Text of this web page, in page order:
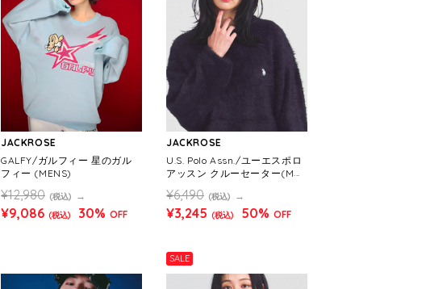
JACKROSE
GALFY/ガルフィー 星のガル
フィー (MENS)
¥12,980 (税込)
¥9,086 (税込) 30% OFF
JACKROSE
U.S. Polo Assn./ユーエスポロ
アッスン クルーセーター(ME
¥6,490 (税込)
¥3,245 (税込) 50% OFF
SALE